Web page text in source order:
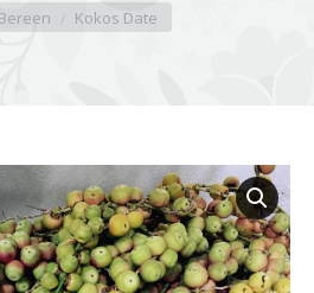
sich hier:
Bereen Kokos Date